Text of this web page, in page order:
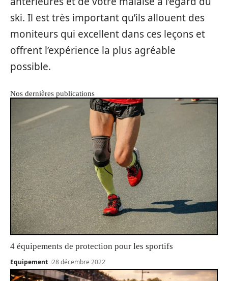
ski. Il est très important qu’ils allouent des
moniteurs qui excellent dans ces leçons et
offrent l’expérience la plus agréable
possible.
Nos dernières publications
4 équipements de protection pour les sportifs
Equipement 28 décembre 2022